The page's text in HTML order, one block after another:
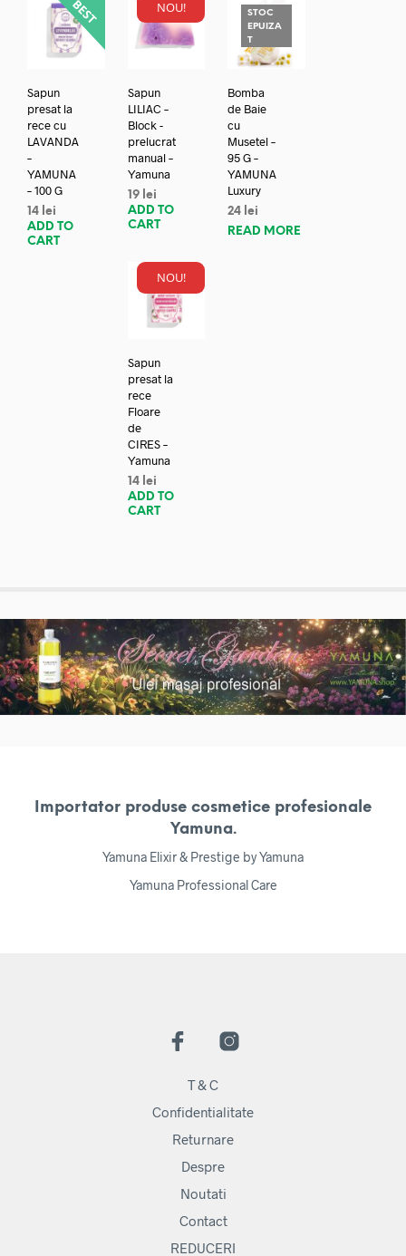
Sapun
presat la
rece cu
LAVANDA
–
YAMUNA
– 100 G
14 lei
ADD TO
CART
NOU!
Sapun
LILIAC –
Block -
prelucrat
manual –
Yamuna
19 lei
ADD TO
CART
STOC
EPUIZA
T
Bomba
de Baie
cu
Musetel –
95 G –
YAMUNA
Luxury
24 lei
READ MORE
NOU!
Sapun
presat la
rece
Floare
de
CIRES –
Yamuna
14 lei
ADD TO
CART
Importator produse cosmetice profesionale
Yamuna.
Yamuna Elixir & Prestige by Yamuna
Yamuna Professional Care
T & C
Confidentialitate
Returnare
Despre
Noutati
Contact
REDUCERI